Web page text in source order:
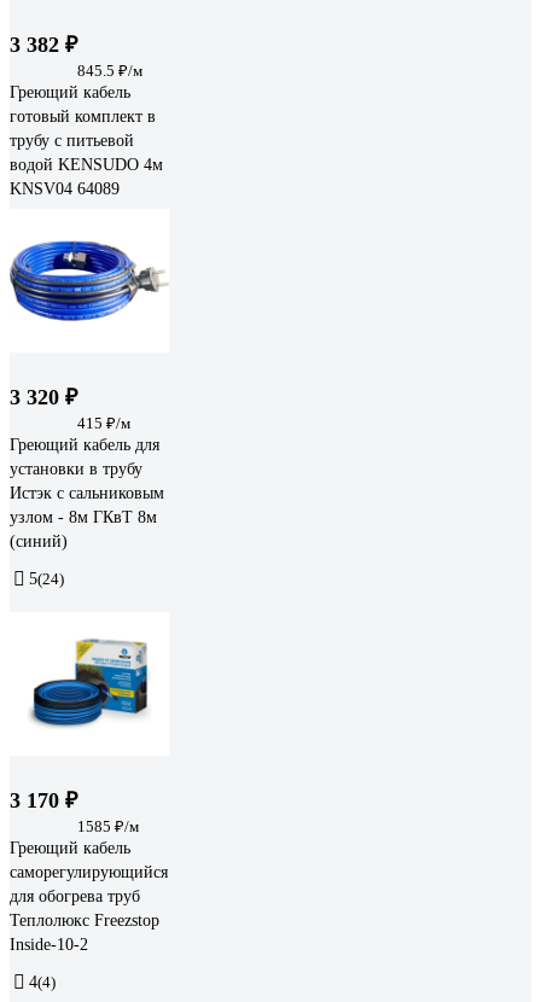
3 382 ₽
845.5 ₽/м
Греющий кабель
готовый комплект в
трубу с питьевой
водой KENSUDO 4м
KNSV04 64089
3 320 ₽
415 ₽/м
Греющий кабель для
установки в трубу
Истэк с сальниковым
узлом - 8м ГКвТ 8м
(синий)
5(24)
3 170 ₽
1585 ₽/м
Греющий кабель
саморегулирующийся
для обогрева труб
Теплолюкс Freezstop
Inside-10-2
4(4)